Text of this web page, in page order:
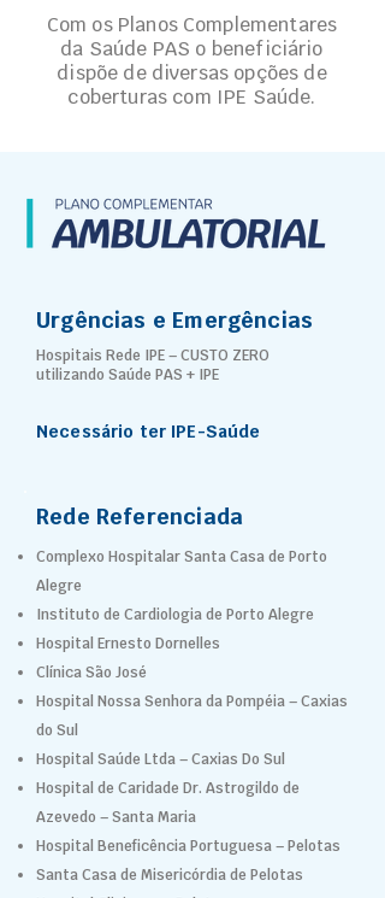
Com os Planos Complementares
da Saúde PAS o beneficiário
dispõe de diversas opções de
coberturas com IPE Saúde.
Urgências e Emergências
Hospitais Rede IPE – CUSTO ZERO
utilizando Saúde PAS + IPE
Necessário ter IPE-Saúde
Rede Referenciada
Complexo Hospitalar Santa Casa de Porto
Alegre
Instituto de Cardiologia de Porto Alegre
Hospital Ernesto Dornelles
Clínica São José
Hospital Nossa Senhora da Pompéia – Caxias
do Sul
Hospital Saúde Ltda – Caxias Do Sul
Hospital de Caridade Dr. Astrogildo de
Azevedo – Santa Maria
Hospital Beneficência Portuguesa – Pelotas
Santa Casa de Misericórdia de Pelotas